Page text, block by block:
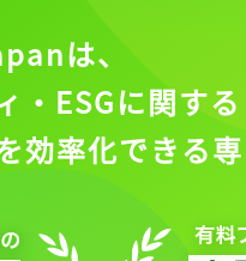
は、
・ESGに関する
効率化できる